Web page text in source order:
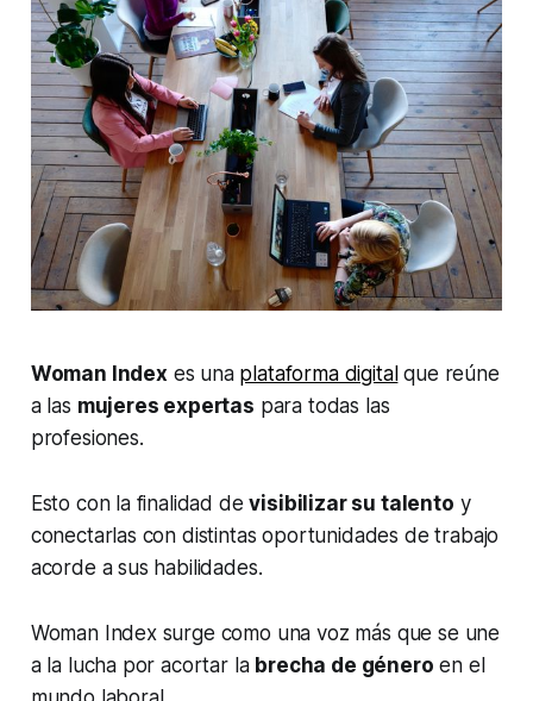
Woman Index es una plataforma digital que reúne
a las mujeres expertas para todas las
profesiones.
Esto con la finalidad devisibilizar su talento y
conectarlas con distintas oportunidades de trabajo
acorde a sus habilidades.
Woman Index surge como una voz más que se une
a la lucha por acortar la brecha de género en el